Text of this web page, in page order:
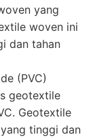
yang
woven ini
dan tahan
(PVC)
geotextile
Geotextile
tinggi dan